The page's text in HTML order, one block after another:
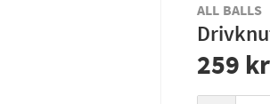
ALL BALLS
259 kr